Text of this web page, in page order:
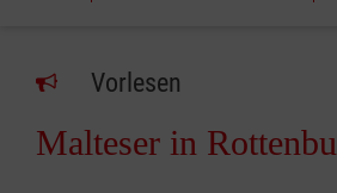
Vorlesen
Malteser in